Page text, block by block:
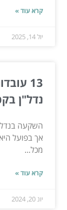
קרא עוד »
יול 14, 2025
13
נדל"ן
השקעה
אך בפועל
מכל...
קרא עוד »
יונ 20, 2024